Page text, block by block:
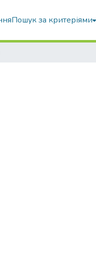
Пошук за критеріями